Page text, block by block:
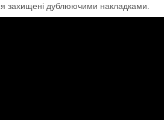
захищені дублюючими накладками.